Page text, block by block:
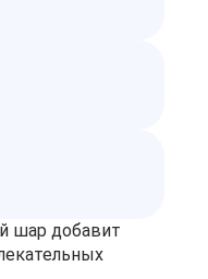
шар добавит